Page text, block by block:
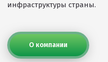
инфраструктуры страны.
О компании